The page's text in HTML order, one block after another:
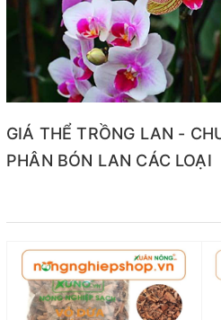
GIÁ THỂ TRỒNG LAN -
PHÂN BÓN LAN CÁC LOẠI